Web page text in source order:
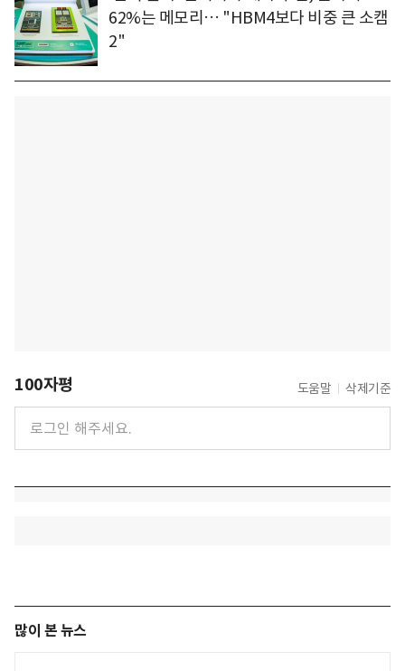
62%는 메모리… "HBM4보다 비중 큰 소캠
2"
100자평 도움말 삭제기준
많이 본 뉴스